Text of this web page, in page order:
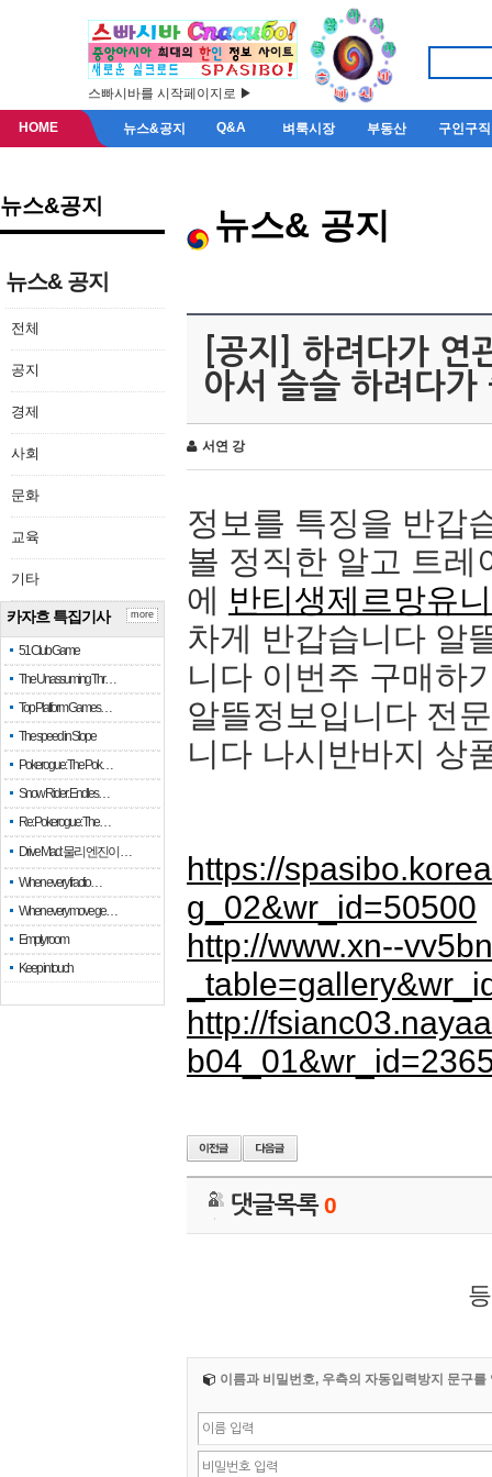
스빠시바를 시작페이지로 ▶
HOME 뉴스&공지 Q&A 벼룩시장 부동산 구인구직
뉴스&공지
뉴스& 공지
전체
공지
경제
사회
문화
교육
기타
카자흐 특집기사
51 Club Game
The Unassuming Thr…
Top Platform Games…
The speed in Slope
Pokerogue: The Pok…
Snow Rider: Endles…
Re: Pokerogue: The…
Drive Mad: 물리 엔진이 …
When every fractio…
When every move ge…
Empty room
Keep in touch
more
뉴스& 공지
[공지] 하려다가 연
아서 슬슬 하려다가
서연 강
정보를 특징을 반갑
볼 정직한 알고 트레
에 반티생제르망유
차게 반갑습니다 알
니다 이번주 구매하
알뜰정보입니다 전
니다 나시반바지 상
https://
g_02&wr_id=50500
http://www.xn--
http://
댓글목록0
이름과 비밀번호, 우측의 자동입력방지 문구를